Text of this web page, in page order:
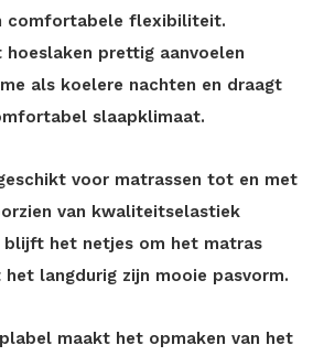
comfortabele flexibiliteit.
prettig aanvoelen
als koelere nachten en draagt
slaapklimaat.
voor matrassen tot en met
van kwaliteitselastiek
blijft het netjes om het matras
langdurig zijn mooie pasvorm.
maakt het opmaken van het